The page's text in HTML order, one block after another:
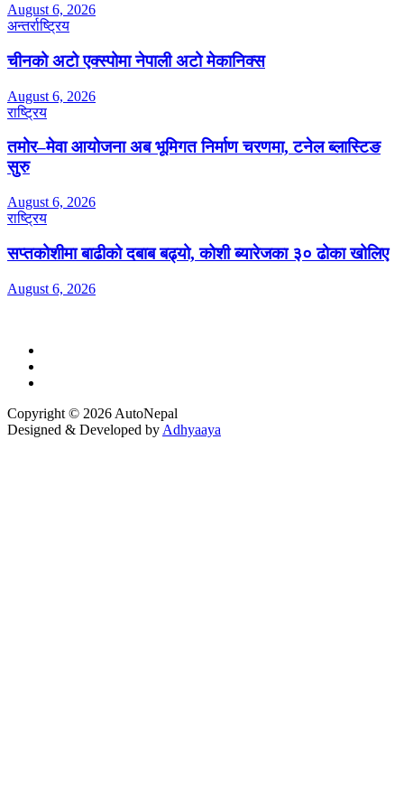
August 6, 2026
अन्तर्राष्ट्रिय
चीनको अटो एक्स्पोमा नेपाली अटो मेकानिक्स
August 6, 2026
राष्ट्रिय
तमोर–मेवा आयोजना अब भूमिगत निर्माण चरणमा, टनेल ब्लास्टिङ
सुरु
August 6, 2026
राष्ट्रिय
सप्तकोशीमा बाढीको दबाब बढ्यो, कोशी ब्यारेजका ३० ढोका खोलिए
August 6, 2026
Copyright © 2026 AutoNepal
Designed & Developed by Adhyaaya